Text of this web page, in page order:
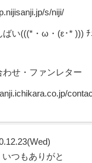
s/niji/
ばい(((*・ω・(ε･* ))) ﾁ
せ・ファンレター
つもありがと